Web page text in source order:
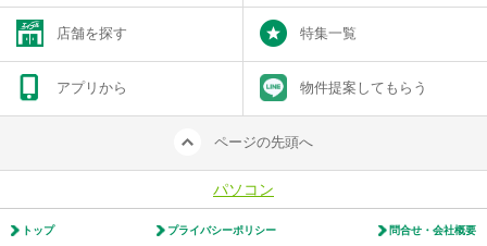
店舗を探す 特集一覧
アプリから 物件提案してもらう
ページの先頭へ
パソコン
トップ プライバシーポリシー 問合せ・会社概要